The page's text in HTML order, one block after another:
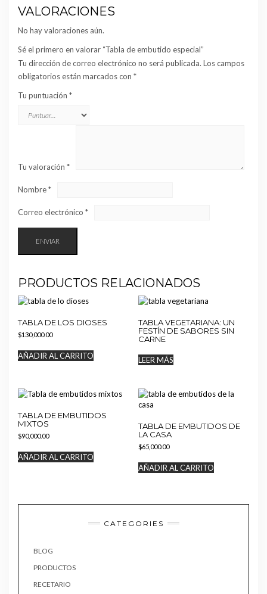
VALORACIONES
No hay valoraciones aún.
Sé el primero en valorar “Tabla de embutido especial”
Tu dirección de correo electrónico no será publicada. Los campos
obligatorios están marcados con *
Tu puntuación *
Tu valoración *
Nombre*
Correo electrónico *
PRODUCTOS RELACIONADOS
TABLA DE LOS DIOSES
$130,000.00
AÑADIR AL CARRITO
TABLA VEGETARIANA: UN
FESTÍN DE SABORES SIN
CARNE
LEER MÁS
TABLA DE EMBUTIDOS
MIXTOS
$90,000.00
AÑADIR AL CARRITO
TABLA DE EMBUTIDOS DE
LA CASA
$65,000.00
AÑADIR AL CARRITO
CATEGORIES
BLOG
PRODUCTOS
RECETARIO